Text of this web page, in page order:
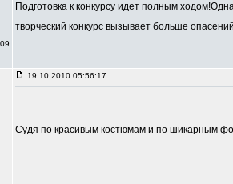
Подготовка к конкурсу идет полным
творческий конкурс вызывает больше
19.10.2010 05:56:17
Судя по красивым костюмам и по шикарным